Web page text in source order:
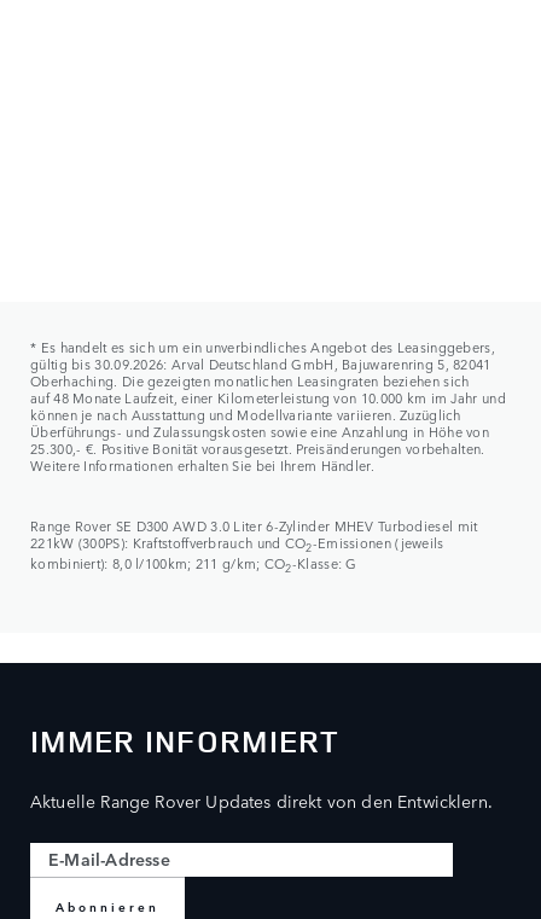
* Es handelt es sich um ein unverbindliches Angebot des Leasinggebers,
gültig bis 30.09.2026: Arval Deutschland GmbH, Bajuwarenring 5, 82041
Oberhaching. Die gezeigten monatlichen Leasingraten beziehen sich
auf 48 Monate Laufzeit, einer Kilometerleistung von 10.000 km im Jahr und
können je nach Ausstattung und Modellvariante variieren. Zuzüglich
Überführungs- und Zulassungskosten sowie eine Anzahlung in Höhe von
25.300,- €. Positive Bonität vorausgesetzt. Preisänderungen vorbehalten.
Weitere Informationen erhalten Sie bei Ihrem Händler.
Range Rover SE D300 AWD 3.0 Liter 6-Zylinder MHEV Turbodiesel mit
221kW (300PS): Kraftstoffverbrauch und CO2-Emissionen (jeweils
kombiniert): 8,0 l/100km; 211 g/km; CO2-Klasse: G
IMMER INFORMIERT
Aktuelle Range Rover Updates direkt von den Entwicklern.
Abonnieren